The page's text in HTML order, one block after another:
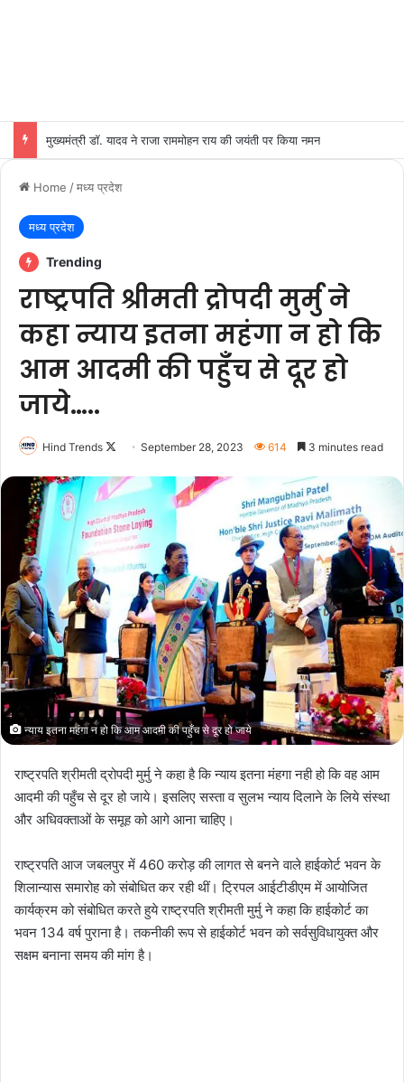
मुख्यमंत्री डॉ. यादव ने राजा राममोहन राय की जयंती पर किया नमन
Home /मध्य प्रदेश
मध्य प्रदेश
Trending
राष्ट्रपति श्रीमती द्रोपदी मुर्मु ने
कहा न्याय इतना महंगा न हो कि
आम आदमी की पहुँच से दूर हो
जाये…..
Hind Trends
Follow
X
September 28, 2023 614 3 minutes read
न्याय इतना महंगा न हो कि आम आदमी की पहुँच से दूर हो जाये
राष्ट्रपति श्रीमती द्रोपदी मुर्मु ने कहा है कि न्याय इतना मंहगा नही हो कि वह आम
आदमी की पहुँच से दूर हो जाये। इसलिए सस्ता व सुलभ न्याय दिलाने के लिये संस्था
और अधिवक्ताओं के समूह को आगे आना चाहिए।
राष्ट्रपति आज जबलपुर में 460 करोड़ की लागत से बनने वाले हाईकोर्ट भवन के
शिलान्यास समारोह को संबोधित कर रही थीं। ट्रिपल आईटीडीएम में आयोजित
कार्यक्रम को संबोधित करते हुये राष्ट्रपति श्रीमती मुर्मु ने कहा कि हाईकोर्ट का
भवन 134 वर्ष पुराना है। तकनीकी रूप से हाईकोर्ट भवन को सर्वसुविधायुक्त और
सक्षम बनाना समय की मांग है।